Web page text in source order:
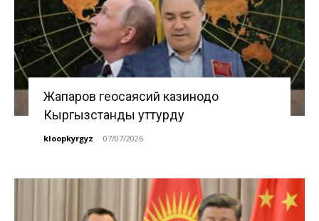
Жапаров геосаясий казинодо
Кыргызстанды уттурду
kloopkyrgyz - 07/07/2026